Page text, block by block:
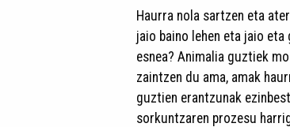
Haurra nola sartzen eta
jaio baino lehen eta jaio
esnea? Animalia guztiek
zaintzen du ama, amak
guztien erantzunak
sorkuntzaren prozesu